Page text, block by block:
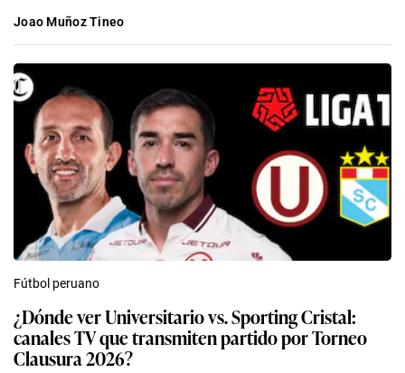
Joao Muñoz Tineo
Fútbol peruano
¿Dónde ver Universitario vs. Sporting Cristal:
canales TV que transmiten partido por Torneo
Clausura 2026?